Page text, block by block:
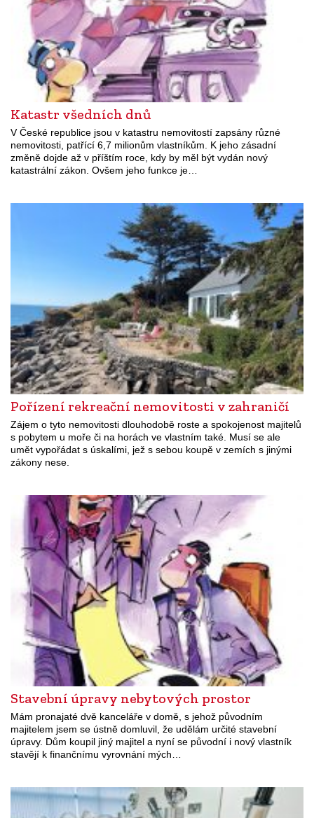
Katastr všedních dnů
V České republice jsou v katastru nemovitostí zapsány různé
nemovitosti, patřící 6,7 milionům vlastníkům. K jeho zásadní
změně dojde až v příštím roce, kdy by měl být vydán nový
katastrální zákon. Ovšem jeho funkce je…
Pořízení rekreační nemovitosti v zahraničí
Zájem o tyto nemovitosti dlouhodobě roste a spokojenost majitelů
s pobytem u moře či na horách ve vlastním také. Musí se ale
umět vypořádat s úskalími, jež s sebou koupě v zemích s jinými
zákony nese.
Stavební úpravy nebytových prostor
Mám pronajaté dvě kanceláře v domě, s jehož původním
majitelem jsem se ústně domluvil, že udělám určité stavební
úpravy. Dům koupil jiný majitel a nyní se původní i nový vlastník
stavějí k finančnímu vyrovnání mých…